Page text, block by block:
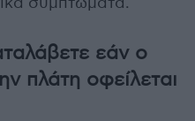
συμπτώματα.
εάν ο
πλάτη οφείλεται